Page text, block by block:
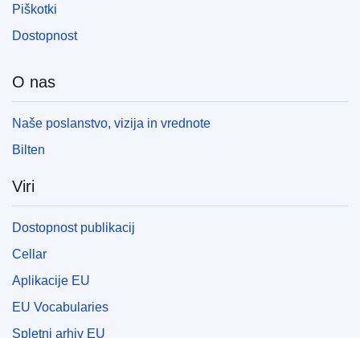
Piškotki
Dostopnost
O nas
Naše poslanstvo, vizija in vrednote
Bilten
Viri
Dostopnost publikacij
Cellar
Aplikacije EU
EU Vocabularies
Spletni arhiv EU